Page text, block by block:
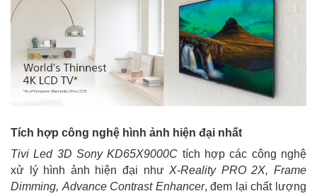
Tích hợp công nghệ hình ảnh hiện đại nhất
Tivi Led 3D Sony KD65X9000C tích hợp các công nghệ
xử lý hình ảnh hiện đại nhưX-Reality PRO 2X, Frame
Dimming, Advance Contrast Enhancer, đem lại chất lượng